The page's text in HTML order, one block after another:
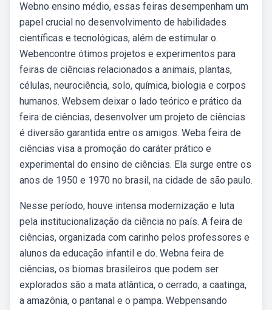
Webno ensino médio, essas feiras desempenham um
papel crucial no desenvolvimento de habilidades
científicas e tecnológicas, além de estimular o.
Webencontre ótimos projetos e experimentos para
feiras de ciências relacionados a animais, plantas,
células, neurociência, solo, química, biologia e corpos
humanos. Websem deixar o lado teórico e prático da
feira de ciências, desenvolver um projeto de ciências
é diversão garantida entre os amigos. Weba feira de
ciências visa a promoção do caráter prático e
experimental do ensino de ciências. Ela surge entre os
anos de 1950 e 1970 no brasil, na cidade de são paulo.
Nesse período, houve intensa modernização e luta
pela institucionalização da ciência no país. A feira de
ciências, organizada com carinho pelos professores e
alunos da educação infantil e do. Webna feira de
ciências, os biomas brasileiros que podem ser
explorados são a mata atlântica, o cerrado, a caatinga,
a amazônia, o pantanal e o pampa. Webpensando